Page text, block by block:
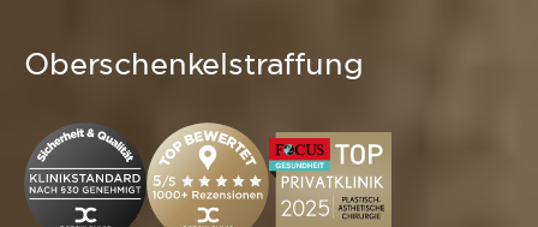
Oberschenkelstraffung